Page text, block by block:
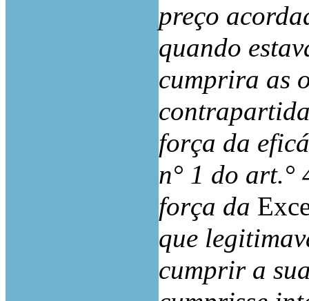
preço
quando
cumprira as
força da
n° 1 do art.°
força da
que
cumprir a